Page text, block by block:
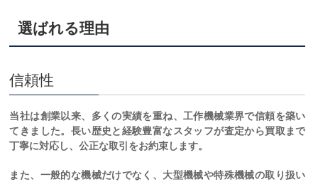
選ばれる理由
信頼性
当社は創業以来、多くの実績を重ね、工作機械業界で信頼を築い
てきました。長い歴史と経験豊富なスタッフが査定から買取まで
丁寧に対応し、公正な取引をお約束します。
また、一般的な機械だけでなく、大型機械や特殊機械の取り扱い